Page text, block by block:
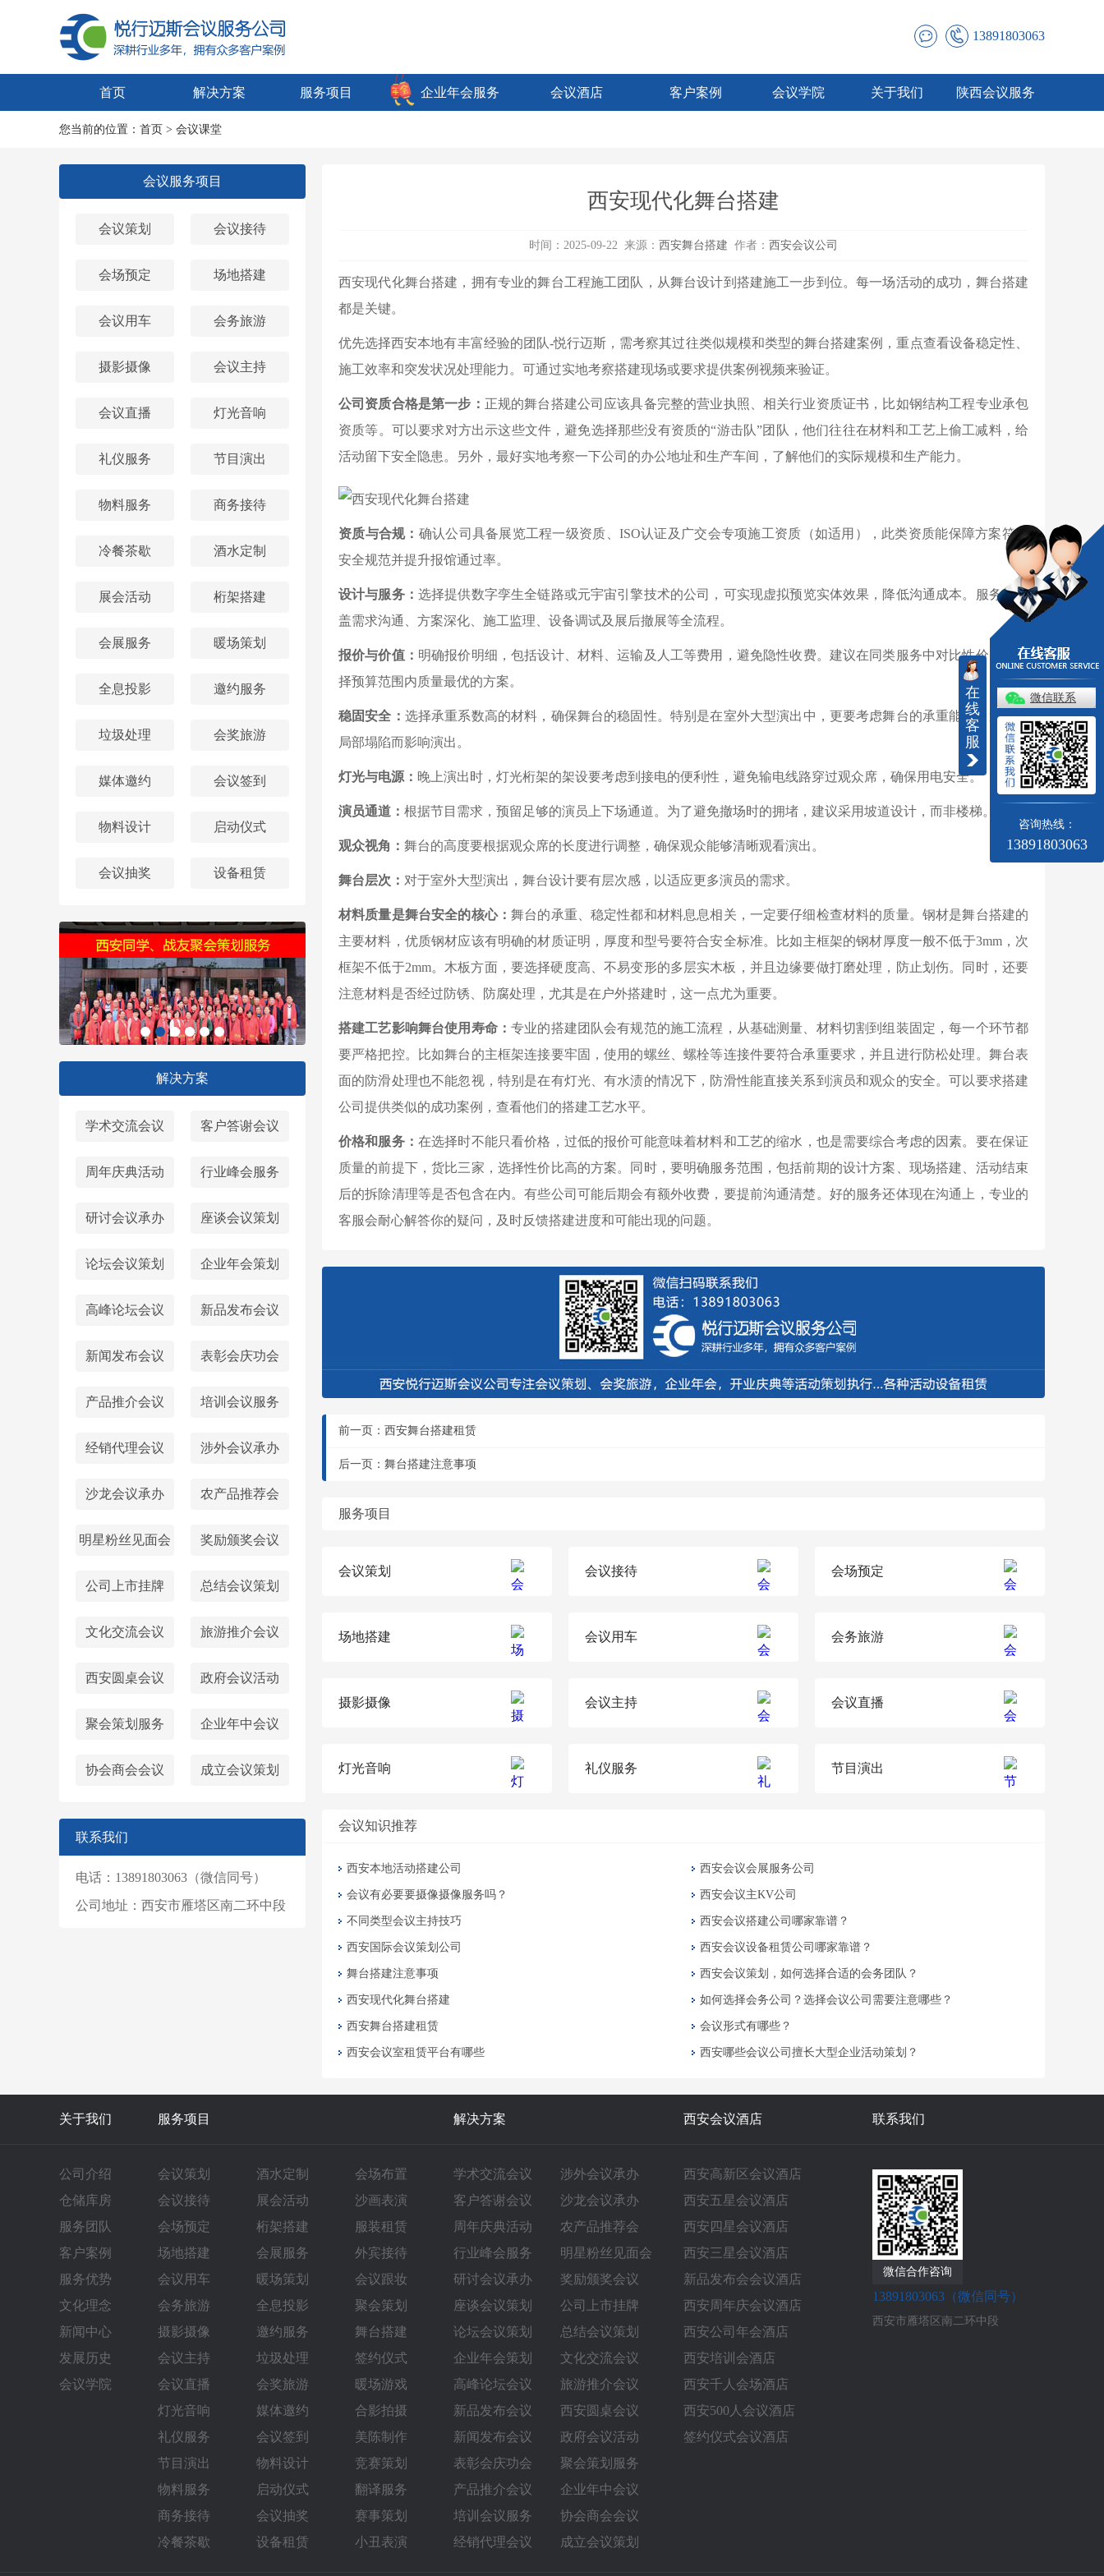
13891803063
首页 解决方案 服务项目 企业年会服务 会议酒店 客户案例 会议学院 关于我们 陕西会议服务
您当前的位置： 首页 > 会议课堂
会议服务项目
会议策划 会议接待
会场预定 场地搭建
会议用车 会务旅游
摄影摄像 会议主持
会议直播 灯光音响
礼仪服务 节目演出
物料服务 商务接待
冷餐茶歇 酒水定制
展会活动 桁架搭建
会展服务 暖场策划
全息投影 邀约服务
垃圾处理 会奖旅游
媒体邀约 会议签到
物料设计 启动仪式
会议抽奖 设备租赁
解决方案
学术交流会议 客户答谢会议
周年庆典活动 行业峰会服务
研讨会议承办 座谈会议策划
论坛会议策划 企业年会策划
高峰论坛会议 新品发布会议
新闻发布会议 表彰会庆功会
产品推介会议 培训会议服务
经销代理会议 涉外会议承办
沙龙会议承办 农产品推荐会
明星粉丝见面会 奖励颁奖会议
公司上市挂牌 总结会议策划
文化交流会议 旅游推介会议
西安圆桌会议‌ 政府会议活动
聚会策划服务 企业年中会议
协会商会会议 成立会议策划
联系我们
电话：13891803063（微信同号）
公司地址：西安市雁塔区南二环中段
西安现代化舞台搭建
时间：2025-09-22 来源： 西安舞台搭建 作者： 西安会议公司
西安现代化舞台搭建，拥有专业的舞台工程施工团队，从舞台设计到搭建施工一步到位。每一场活动的成功，舞台搭建
都是关键。
优先选择西安本地有丰富经验的团队-悦行迈斯，需考察其过往类似规模和类型的舞台搭建案例，重点查看设备稳定性、
施工效率和突发状况处理能力。可通过实地考察搭建现场或要求提供案例视频来验证。
公司资质合格是第一步： 正规的舞台搭建公司应该具备完整的营业执照、相关行业资质证书，比如钢结构工程专业承包
资质等。可以要求对方出示这些文件，避免选择那些没有资质的“游击队”团队，他们往往在材料和工艺上偷工减料，给
活动留下安全隐患。另外，最好实地考察一下公司的办公地址和生产车间，了解他们的实际规模和生产能力。
资质与合规： 确认公司具备展览工程一级资质、ISO认证及广交会专项施工资质（如适用），此类资质能保障方案符合
安全规范并提升报馆通过率。
设计与服务： 选择提供数字孪生全链路或元宇宙引擎技术的公司，可实现虚拟预览实体效果，降低沟通成本。服务需覆
盖需求沟通、方案深化、施工监理、设备调试及展后撤展等全流程。
报价与价值： 明确报价明细，包括设计、材料、运输及人工等费用，避免隐性收费。建议在同类服务中对比性价比，选
择预算范围内质量最优的方案。
稳固安全： 选择承重系数高的材料，确保舞台的稳固性。特别是在室外大型演出中，更要考虑舞台的承重能力，避免因
局部塌陷而影响演出。
灯光与电源： 晚上演出时，灯光桁架的架设要考虑到接电的便利性，避免输电线路穿过观众席，确保用电安全。
演员通道： 根据节目需求，预留足够的演员上下场通道。为了避免撤场时的拥堵，建议采用坡道设计，而非楼梯。
观众视角： 舞台的高度要根据观众席的长度进行调整，确保观众能够清晰观看演出。
舞台层次： 对于室外大型演出，舞台设计要有层次感，以适应更多演员的需求。
材料质量是舞台安全的核心： 舞台的承重、稳定性都和材料息息相关，一定要仔细检查材料的质量。钢材是舞台搭建的
主要材料，优质钢材应该有明确的材质证明，厚度和型号要符合安全标准。比如主框架的钢材厚度一般不低于3mm，次
框架不低于2mm。木板方面，要选择硬度高、不易变形的多层实木板，并且边缘要做打磨处理，防止划伤。同时，还要
注意材料是否经过防锈、防腐处理，尤其是在户外搭建时，这一点尤为重要。
搭建工艺影响舞台使用寿命：专业的搭建团队会有规范的施工流程，从基础测量、材料切割到组装固定，每一个环节都
要严格把控。比如舞台的主框架连接要牢固，使用的螺丝、螺栓等连接件要符合承重要求，并且进行防松处理。舞台表
面的防滑处理也不能忽视，特别是在有灯光、有水渍的情况下，防滑性能直接关系到演员和观众的安全。可以要求搭建
公司提供类似的成功案例，查看他们的搭建工艺水平。
价格和服务： 在选择时不能只看价格，过低的报价可能意味着材料和工艺的缩水，也是需要综合考虑的因素。要在保证
质量的前提下，货比三家，选择性价比高的方案。同时，要明确服务范围，包括前期的设计方案、现场搭建、活动结束
后的拆除清理等是否包含在内。有些公司可能后期会有额外收费，要提前沟通清楚。好的服务还体现在沟通上，专业的
客服会耐心解答你的疑问，及时反馈搭建进度和可能出现的问题。
前一页： 西安舞台搭建租赁
后一页： 舞台搭建注意事项
服务项目
会议策划 会议接待 会场预定
场地搭建 会议用车 会务旅游
摄影摄像 会议主持 会议直播
灯光音响 礼仪服务 节目演出
会议知识推荐
西安本地活动搭建公司
会议有必要要摄像摄像服务吗？
不同类型会议主持技巧
西安国际会议策划公司
舞台搭建注意事项
西安现代化舞台搭建
西安舞台搭建租赁
西安会议室租赁平台有哪些
西安会议会展服务公司
西安会议主KV公司
西安会议搭建公司哪家靠谱？
西安会议设备租赁公司哪家靠谱？
西安会议策划，如何选择合适的会务团队？
如何选择会务公司？选择会议公司需要注意哪些？
会议形式有哪些？
西安哪些会议公司擅长大型企业活动策划？
关于我们 服务项目 解决方案 西安会议酒店 联系我们
公司介绍
仓储库房
服务团队
客户案例
服务优势
文化理念
新闻中心
发展历史
会议学院
会议策划
会议接待
会场预定
场地搭建
会议用车
会务旅游
摄影摄像
会议主持
会议直播
灯光音响
礼仪服务
节目演出
物料服务
商务接待
冷餐茶歇
酒水定制
展会活动
桁架搭建
会展服务
暖场策划
全息投影
邀约服务
垃圾处理
会奖旅游
媒体邀约
会议签到
物料设计
启动仪式
会议抽奖
设备租赁
会场布置
沙画表演
服装租赁
外宾接待
会议跟妆
聚会策划
舞台搭建
签约仪式
暖场游戏
合影拍摄
美陈制作
竞赛策划
翻译服务
赛事策划
小丑表演
学术交流会议
客户答谢会议
周年庆典活动
行业峰会服务
研讨会议承办
座谈会议策划
论坛会议策划
企业年会策划
高峰论坛会议
新品发布会议
新闻发布会议
表彰会庆功会
产品推介会议
培训会议服务
经销代理会议
涉外会议承办
沙龙会议承办
农产品推荐会
明星粉丝见面会
奖励颁奖会议
公司上市挂牌
总结会议策划
文化交流会议
旅游推介会议
西安圆桌会议‌
政府会议活动
聚会策划服务
企业年中会议
协会商会会议
成立会议策划
西安高新区会议酒店
西安五星会议酒店
西安四星会议酒店
西安三星会议酒店
新品发布会会议酒店
西安周年庆会议酒店
西安公司年会酒店
西安培训会酒店
西安千人会场酒店
西安500人会议酒店
签约仪式会议酒店
微信合作咨询
13891803063（微信同号）
西安市雁塔区南二环中段
在
线
客
服
微信联系
咨询热线：
13891803063